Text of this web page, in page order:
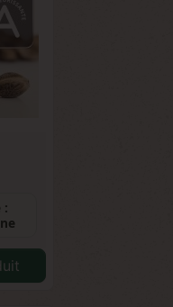
pièce d'histoire
unique de
en fait
: